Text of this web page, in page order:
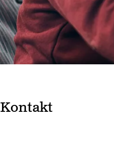
Kontakt